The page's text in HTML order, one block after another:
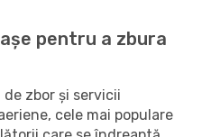
pentru a zbura
zbor și servicii
cele mai populare